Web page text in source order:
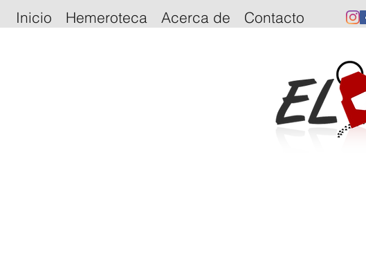
Inicio Hemeroteca Acerca de Contacto